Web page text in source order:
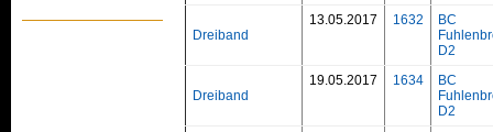
Dreiband
13.05.2017 1632
BC
D2
Dreiband
19.05.2017 1634
BC
D2